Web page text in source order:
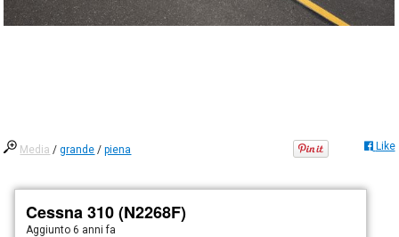
Media /grande /piena Like
Cessna 310 (N2268F)
Aggiunto6 anni fa